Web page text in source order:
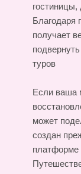
Благодаря
получает
туров
Если ваша
может
создан
платформе